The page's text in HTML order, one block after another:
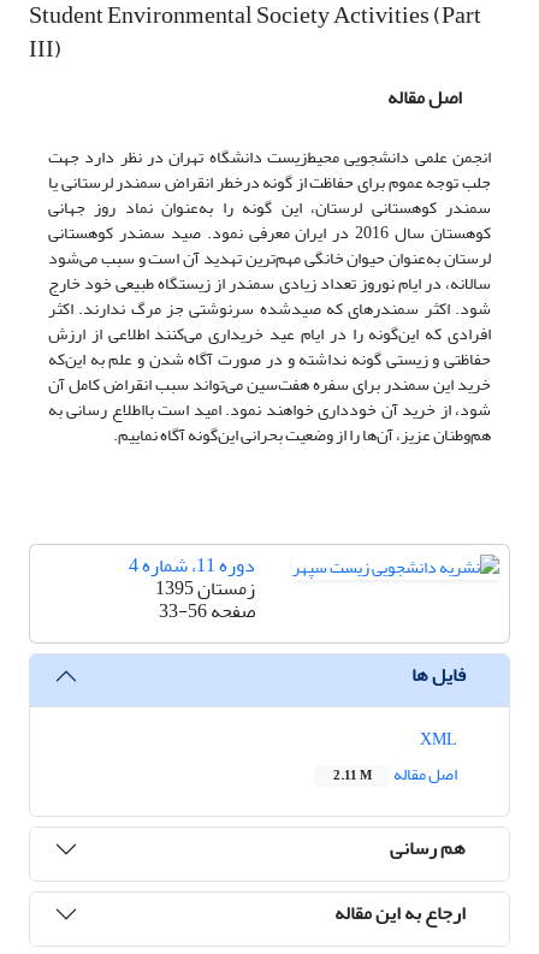
Student Environmental Society Activities (Part
III)
اصل مقاله
انجمن علمی دانشجویی محیط‌زیست دانشگاه تهران در نظر دارد جهت
جلب توجه عموم برای حفاظت از گونه درخطر انقراض سمندر لرستانی یا
سمندر کوهستانی لرستان، این گونه را به‌عنوان نماد روز جهانی
کوهستان سال 2016 در ایران معرفی نمود. صید سمندر کوهستانی
لرستان به‌عنوان حیوان خانگی مهم‌ترین تهدید آن است و سبب می‌شود
سالانه، در ایام نوروز تعداد زیادی سمندر از زیستگاه طبیعی خود خارج
شود. اکثر سمندرهای که صیدشده سرنوشتی جز مرگ ندارند. اکثر
افرادی که این‌گونه را در ایام عید خریداری می‌کنند اطلاعی از ارزش
حفاظتی و زیستی گونه نداشته و در صورت آگاه شدن و علم به این‌که
خرید این سمندر برای سفره هفت‌سین می‌تواند سبب انقراض کامل آن
شود، از خرید آن خودداری خواهند نمود. امید است بااطلاع رسانی به
هم‌وطنان عزیز، آن‌ها را از وضعیت بحرانی این‌گونه آگاه نماییم.
دوره 11، شماره 4
زمستان 1395
صفحه33-56
فایل ها
اصل مقاله
2.11 M
هم رسانی
ارجاع به این مقاله